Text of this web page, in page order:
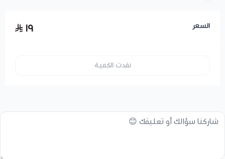
السعر ١٩
نفدت الكمية